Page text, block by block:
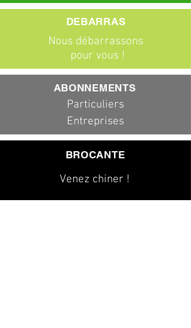
Nous débarrassons
pour vous !
DEBARRAS
ABONNEMENTS
Particuliers
Entreprises
BROCANTE
Venez chiner !